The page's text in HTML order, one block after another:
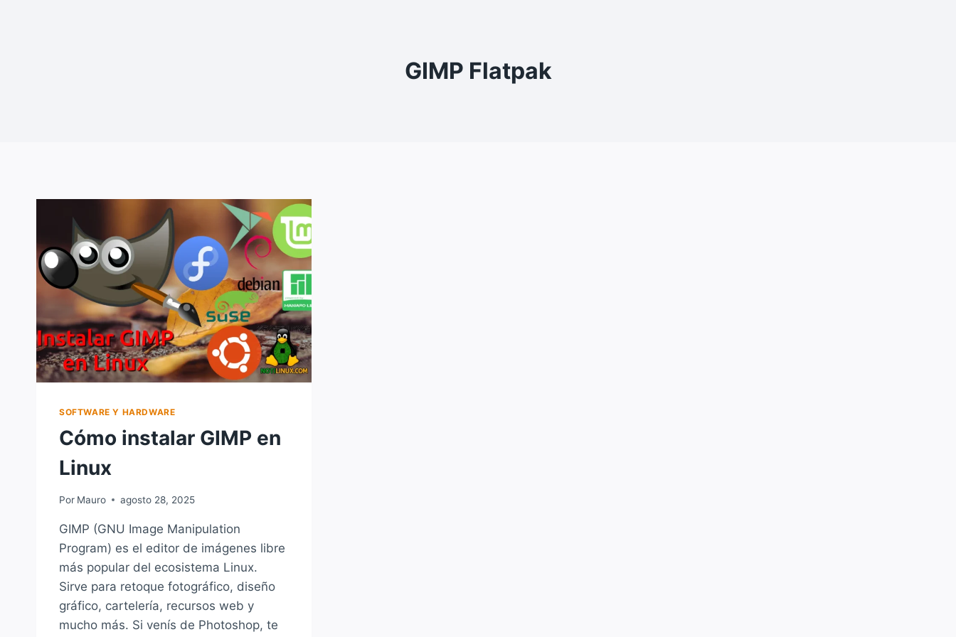
GIMP Flatpak
SOFTWARE Y HARDWARE
Cómo instalar GIMP en
Linux
Por Mauro agosto 28, 2025
GIMP (GNU Image Manipulation
Program) es el editor de imágenes libre
más popular del ecosistema Linux.
Sirve para retoque fotográfico, diseño
gráfico, cartelería, recursos web y
mucho más. Si venís de Photoshop, te